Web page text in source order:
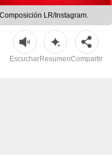
LR/Instagram.
EscucharResumenCompartir